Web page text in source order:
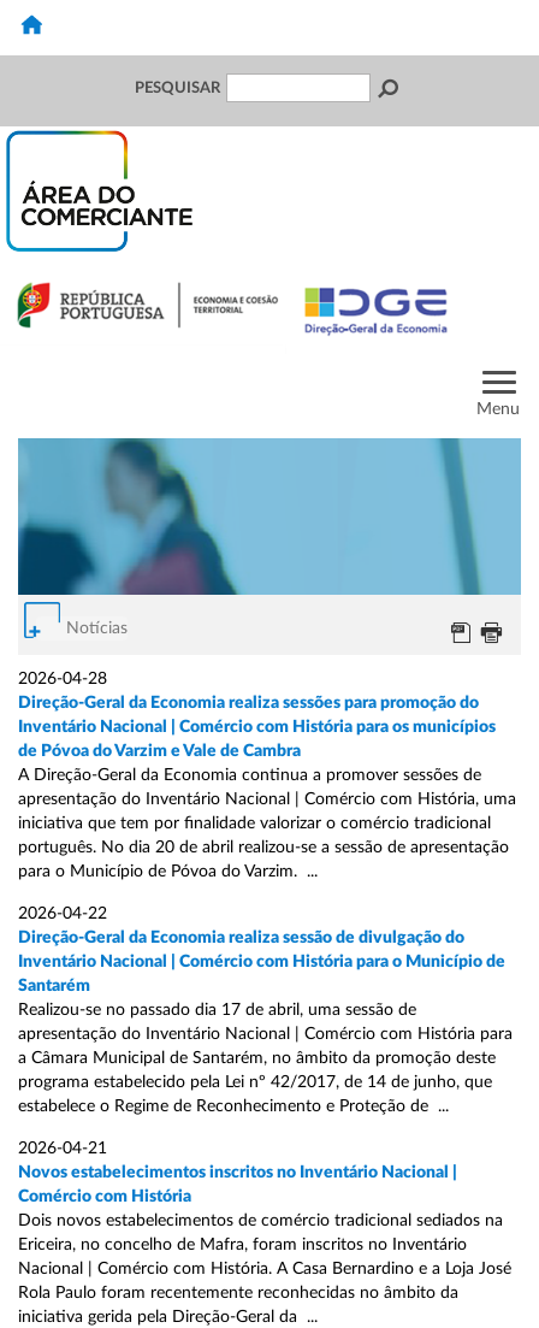
PESQUISAR
Menu
Notícias
2026-04-28
Direção-Geral da Economia realiza sessões para promoção do
Inventário Nacional | Comércio com História para os municípios
de Póvoa do Varzim e Vale de Cambra
A Direção-Geral da Economia continua a promover sessões de
apresentação do Inventário Nacional | Comércio com História, uma
iniciativa que tem por finalidade valorizar o comércio tradicional
português. No dia 20 de abril realizou-se a sessão de apresentação
para o Município de Póvoa do Varzim. ...
2026-04-22
Direção-Geral da Economia realiza sessão de divulgação do
Inventário Nacional | Comércio com História para o Município de
Santarém
Realizou-se no passado dia 17 de abril, uma sessão de
apresentação do Inventário Nacional | Comércio com História para
a Câmara Municipal de Santarém, no âmbito da promoção deste
programa estabelecido pela Lei nº 42/2017, de 14 de junho, que
estabelece o Regime de Reconhecimento e Proteção de ...
2026-04-21
Novos estabelecimentos inscritos no Inventário Nacional |
Comércio com História
Dois novos estabelecimentos de comércio tradicional sediados na
Ericeira, no concelho de Mafra, foram inscritos no Inventário
Nacional | Comércio com História. A Casa Bernardino e a Loja José
Rola Paulo foram recentemente reconhecidas no âmbito da
iniciativa gerida pela Direção-Geral da ...